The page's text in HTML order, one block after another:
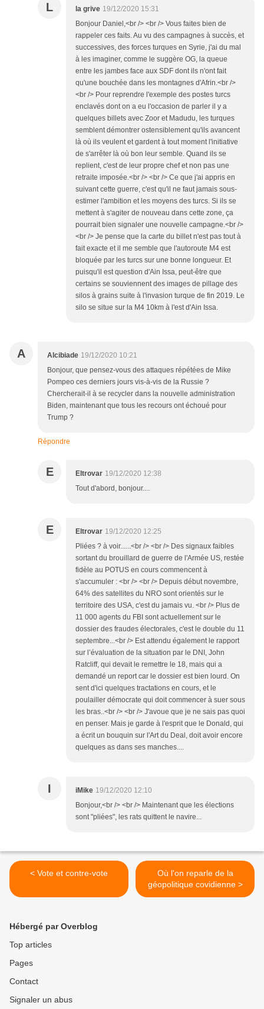
L la grive 19/12/2020 15:31
Bonjour Daniel,<br /> <br /> Vous faites bien de
rappeler ces faits. Au vu des campagnes à succès, et
successives, des forces turques en Syrie, j'ai du mal
à les imaginer, comme le suggère OG, la queue
entre les jambes face aux SDF dont ils n'ont fait
qu'une bouchée dans les montagnes d'Afrin.<br />
<br /> Pour reprendre l'exemple des postes turcs
enclavés dont on a eu l'occasion de parler il y a
quelques billets avec Zoor et Madudu, les turques
semblent démontrer ostensiblement qu'ils avancent
là où ils veulent et gardent à tout moment l'initiative
de s'arrêter là où bon leur semble. Quand ils se
replient, c'est de leur propre chef et non pas une
retraite imposée.<br /> <br /> Ce que j'ai appris en
suivant cette guerre, c'est qu'il ne faut jamais sous-
estimer l'ambition et les moyens des turcs. Si ils se
mettent à s'agiter de nouveau dans cette zone, ça
pourrait bien signaler une nouvelle campagne.<br />
<br /> Je pense que la carte du billet n'est pas tout à
fait exacte et il me semble que l'autoroute M4 est
bloquée par les turcs sur une bonne longueur. Et
puisqu'il est question d'Ain Issa, peut-être que
certains se souviennent des images de pillage des
silos à grains suite à l'invasion turque de fin 2019. Le
silo se situe sur la M4 10km à l'est d'Ain Issa.
A Alcibiade 19/12/2020 10:21
Bonjour, que pensez-vous des attaques répétées de Mike
Pompeo ces derniers jours vis-à-vis de la Russie ?
Chercherait-il à se recycler dans la nouvelle administration
Biden, maintenant que tous les recours ont échoué pour
Trump ?
Répondre
E Eltrovar 19/12/2020 12:38
Tout d'abord, bonjour....
E Eltrovar 19/12/2020 12:25
Pliées ? à voir......<br /> <br /> Des signaux faibles
sortant du brouillard de guerre de l'Armée US, restée
fidèle au POTUS en cours commencent à
s'accumuler : <br /> <br /> Depuis début novembre,
64% des satellites du NRO sont orientés sur le
territoire des USA, c'est du jamais vu. <br /> Plus de
11 000 agents du FBI sont actuellement sur le
dossier des fraudes électorales, c'est le double du 11
septembre...<br /> Est attendu également le rapport
sur l’évaluation de la situation par le DNI, John
Ratcliff, qui devait le remettre le 18, mais qui a
demandé un report car le dossier est bien lourd. On
sent d'ici quelques tractations en cours, et le
poulailler démocrate qui doit commencer à suer sous
les bras..<br /> <br /> J'avoue que je ne sais pas quoi
en penser. Mais je garde à l'esprit que le Donald, qui
a écrit un bouquin sur l'Art du Deal, doit avoir encore
quelques as dans ses manches....
I iMike 19/12/2020 12:10
Bonjour,<br /> <br /> Maintenant que les élections
sont "pliées", les rats quittent le navire...
< Vote et contre-vote
Où l'on reparle de la
géopolitique covidienne >
Hébergé par Overblog
Top articles
Pages
Contact
Signaler un abus